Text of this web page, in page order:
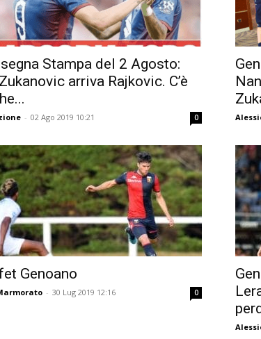
Stampa del 2 Agosto:
arriva Rajkovic. C’è
- 02 Ago 2019 10:21 0
Genoano
- 30 Lug 2019 12:16 0